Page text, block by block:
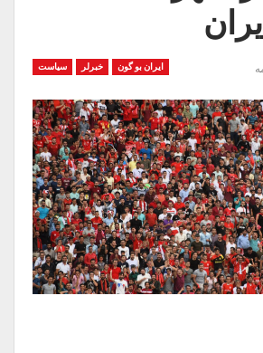
ایران بو گون خبرلر سیاست